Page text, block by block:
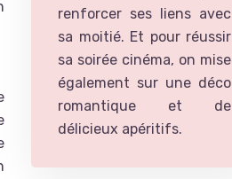
renforcer ses liens avec
sa moitié. Et pour réussir
sa soirée cinéma, on mise
également sur une déco
romantique et de
délicieux apéritifs.